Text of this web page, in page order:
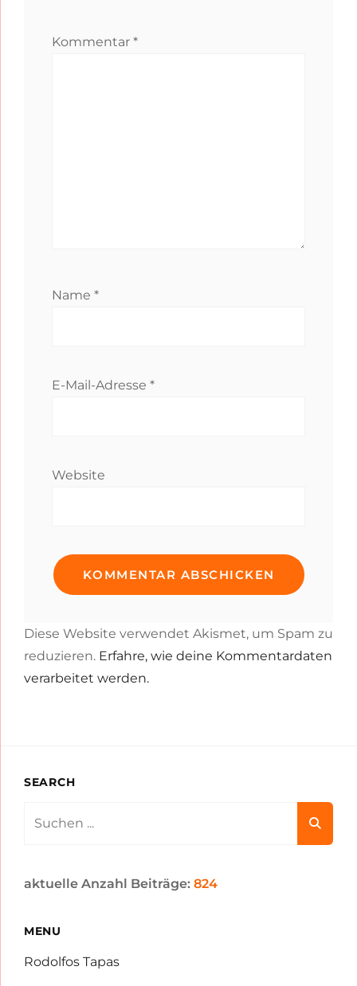
Kommentar *
Name *
E-Mail-Adresse *
Website
Diese Website verwendet Akismet, um Spam zu
reduzieren. Erfahre, wie deine Kommentardaten
verarbeitet werden.
SEARCH
aktuelle Anzahl Beiträge: 824
MENU
Rodolfos Tapas